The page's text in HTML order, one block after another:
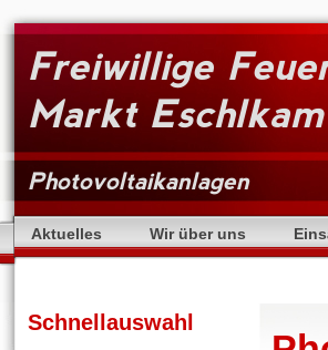
Freiwillige
Markt Eschlkam
Photovoltaikanlagen
Aktuelles Wir über uns
Schnellauswahl